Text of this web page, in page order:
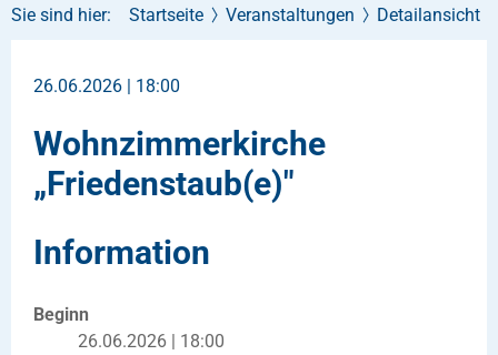
Sie sind hier: Startseite Veranstaltungen Detailansicht
26.06.2026 | 18:00
Wohnzimmerkirche
„Friedenstaub(e)"
Information
Beginn
26.06.2026 | 18:00